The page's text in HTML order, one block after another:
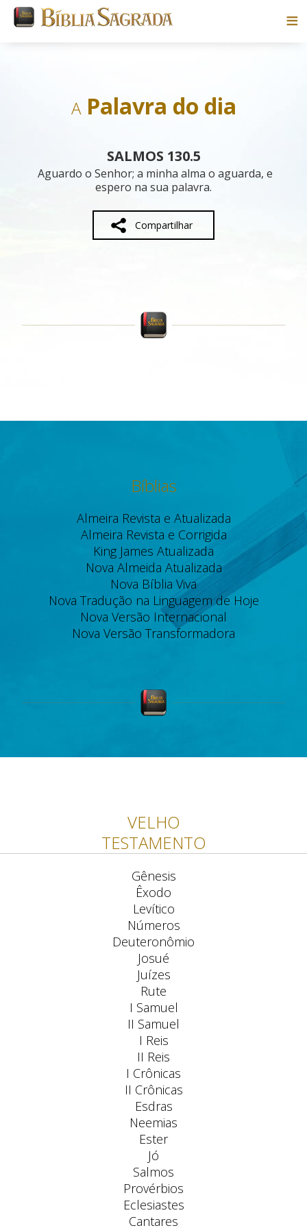
Blog
Sobre
APalavra do dia
SALMOS 130.5
Aguardo o Senhor; a minha alma o aguarda, e
espero na sua palavra.
Compartilhar
Bíblias
Almeira Revista e Atualizada
Almeira Revista e Corrigida
King James Atualizada
Nova Almeida Atualizada
Nova Bíblia Viva
Nova Tradução na Linguagem de Hoje
Nova Versão Internacional
Nova Versão Transformadora
VELHO
TESTAMENTO
Gênesis
Êxodo
Levítico
Números
Deuteronômio
Josué
Juízes
Rute
I Samuel
II Samuel
I Reis
II Reis
I Crônicas
II Crônicas
Esdras
Neemias
Ester
Jó
Salmos
Provérbios
Eclesiastes
Cantares